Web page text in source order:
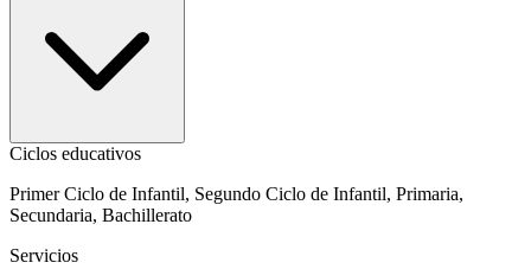
Ciclos educativos
Primer Ciclo de Infantil, Segundo Ciclo de Infantil, Primaria,
Secundaria, Bachillerato
Servicios